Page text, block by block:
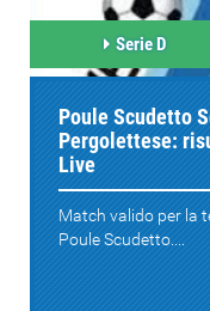
Serie D
Poule Scudetto
Pergolettese:
Live
Match valido per la
Poule Scudetto....